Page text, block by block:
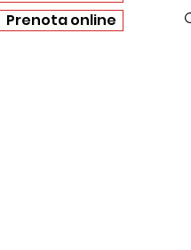
Prenota online